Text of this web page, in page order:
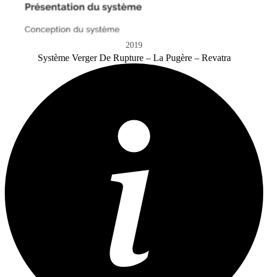
2019
Système Verger De Rupture – La Pugère – Revatra